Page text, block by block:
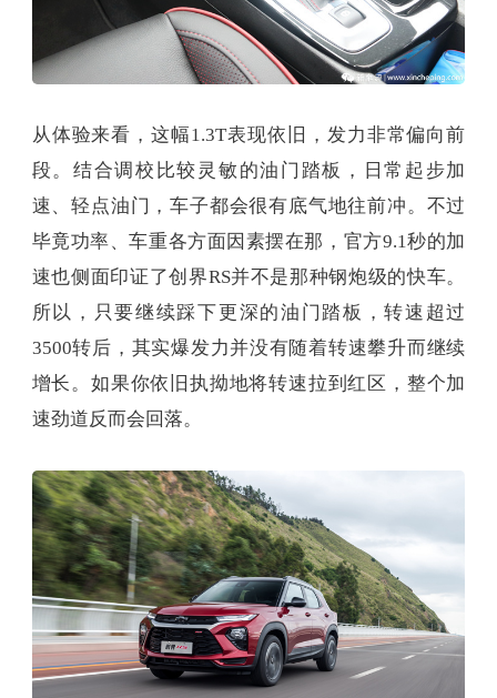
从体验来看，这幅1.3T表现依旧，发力非常偏向前
段。结合调校比较灵敏的油门踏板，日常起步加
速、轻点油门，车子都会很有底气地往前冲。不过
毕竟功率、车重各方面因素摆在那，官方9.1秒的加
速也侧面印证了创界RS并不是那种钢炮级的快车。
所以，只要继续踩下更深的油门踏板，转速超过
3500转后，其实爆发力并没有随着转速攀升而继续
增长。如果你依旧执拗地将转速拉到红区，整个加
速劲道反而会回落。